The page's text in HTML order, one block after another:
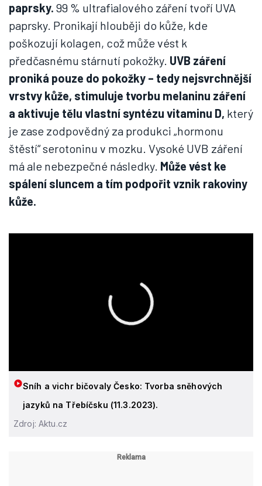
paprsky. 99 % ultrafialového záření tvoří UVA
paprsky. Pronikají hlouběji do kůže, kde
poškozují kolagen, což může vést k
předčasnému stárnutí pokožky. UVB záření
proniká pouze do pokožky – tedy nejsvrchnější
vrstvy kůže, stimuluje tvorbu melaninu záření
a aktivuje tělu vlastní syntézu vitaminu D, který
je zase zodpovědný za produkci „hormonu
štěstí“ serotoninu v mozku. Vysoké UVB záření
má ale nebezpečné následky. Může vést ke
spálení sluncem a tím podpořit vznik rakoviny
kůže.
Sníh a vichr bičovaly Česko: Tvorba sněhových
jazyků na Třebíčsku (11.3.2023).
Zdroj: Aktu.cz